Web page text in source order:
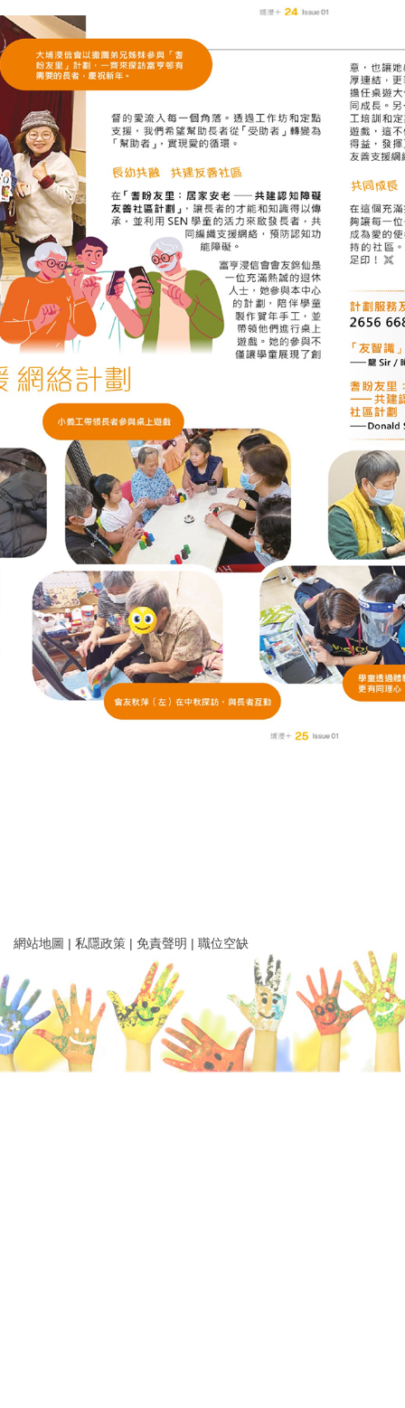
網站地圖 | 私隱政策 | 免責聲明 | 職位空缺